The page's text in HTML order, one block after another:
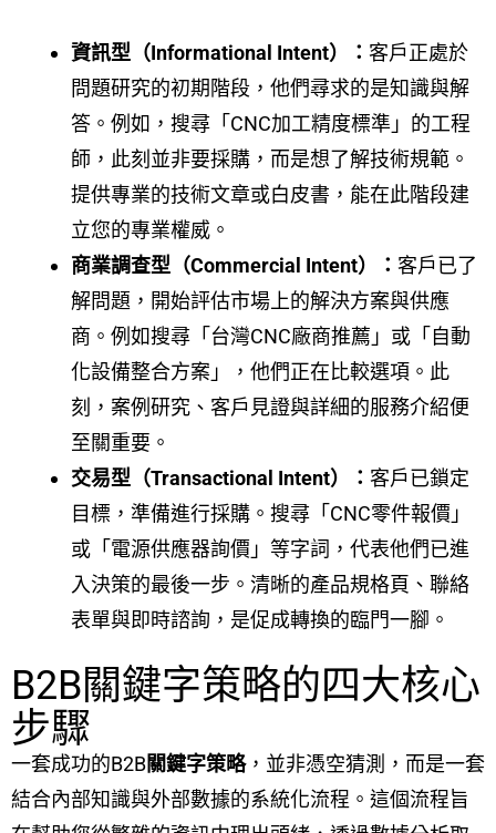
資訊型（Informational Intent）： 客戶正處於
問題研究的初期階段，他們尋求的是知識與解
答。例如，搜尋「CNC加工精度標準」的工程
師，此刻並非要採購，而是想了解技術規範。
提供專業的技術文章或白皮書，能在此階段建
立您的專業權威。
商業調查型（Commercial Intent）： 客戶已了
解問題，開始評估市場上的解決方案與供應
商。例如搜尋「台灣CNC廠商推薦」或「自動
化設備整合方案」，他們正在比較選項。此
刻，案例研究、客戶見證與詳細的服務介紹便
至關重要。
交易型（Transactional Intent）： 客戶已鎖定
目標，準備進行採購。搜尋「CNC零件報價」
或「電源供應器詢價」等字詞，代表他們已進
入決策的最後一步。清晰的產品規格頁、聯絡
表單與即時諮詢，是促成轉換的臨門一腳。
B2B關鍵字策略的四大核心
步驟
一套成功的B2B關鍵字策略，並非憑空猜測，而是一套
結合內部知識與外部數據的系統化流程。這個流程旨